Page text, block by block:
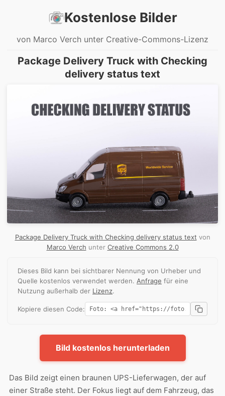
Kostenlose Bilder
von Marco Verch unter Creative-Commons-Lizenz
Package Delivery Truck with Checking
delivery status text
Package Delivery Truck with Checking delivery status text von
Marco Verch unter Creative Commons 2.0
Dieses Bild kann bei sichtbarer Nennung von Urheber und
Quelle kostenlos verwendet werden. Anfrage für eine
Nutzung außerhalb der Lizenz.
Kopiere diesen Code:
Bild kostenlos herunterladen
Das Bild zeigt einen braunen UPS-Lieferwagen, der auf
einer Straße steht. Der Fokus liegt auf dem Fahrzeug, das